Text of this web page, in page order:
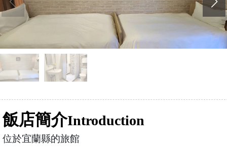
飯店簡介Introduction
位於宜蘭縣的旅館